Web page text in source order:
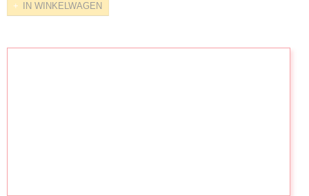
IN WINKELWAGEN